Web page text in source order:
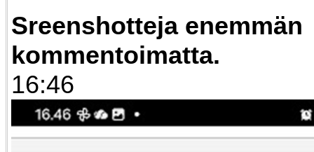
Sreenshotteja enemmän
kommentoimatta.
16:46